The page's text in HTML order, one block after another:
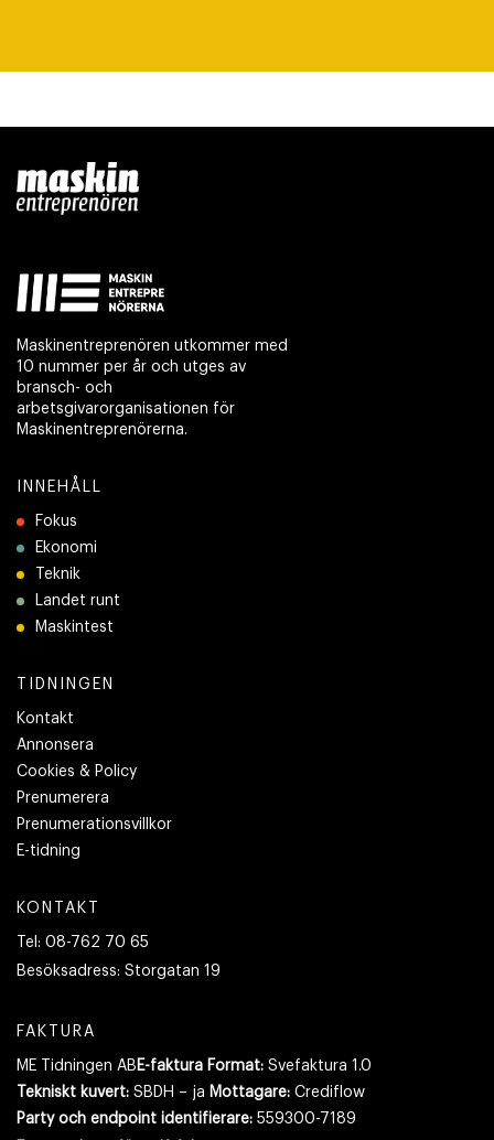
Maskinentreprenören utkommer med
10 nummer per år och utges av
bransch- och
arbetsgivarorganisationen för
Maskinentreprenörerna.
INNEHÅLL
Fokus
Ekonomi
Teknik
Landet runt
Maskintest
TIDNINGEN
Kontakt
Annonsera
Cookies & Policy
Prenumerera
Prenumerationsvillkor
E-tidning
KONTAKT
Tel: 08-762 70 65
Besöksadress: Storgatan 19
FAKTURA
ME Tidningen AB E-faktura Format: Svefaktura 1.0
Tekniskt kuvert: SBDH – ja Mottagare: Crediflow
Party och endpoint identifierare: 559300-7189